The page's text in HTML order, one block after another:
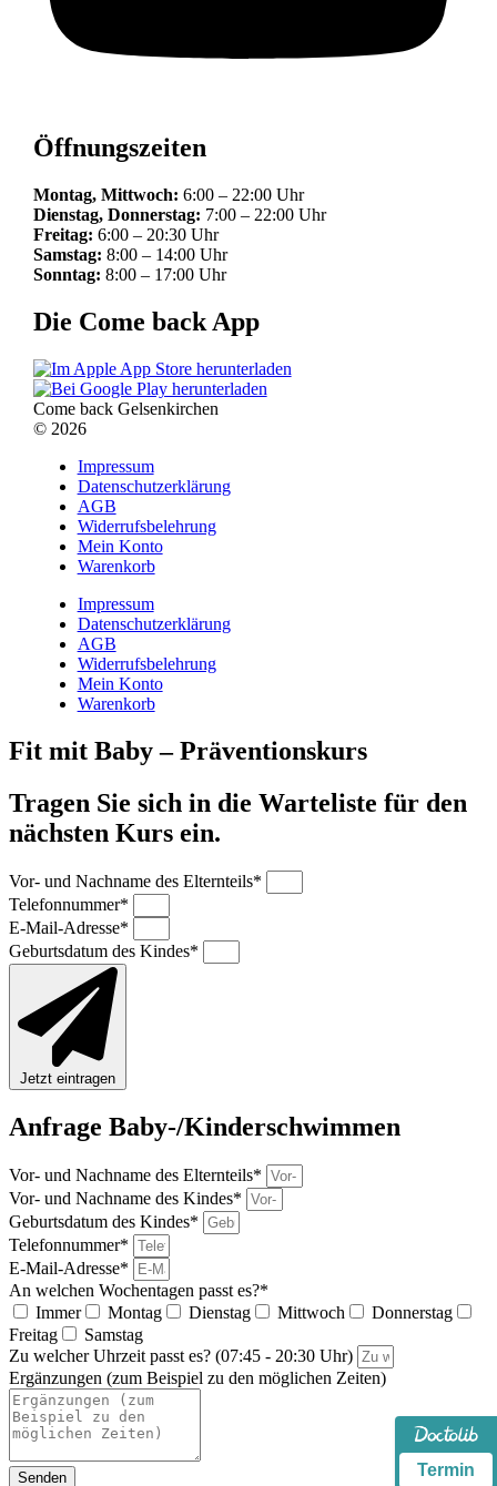
Termin
Öffnungszeiten
Montag, Mittwoch: 6:00 – 22:00 Uhr
Dienstag, Donnerstag: 7:00 – 22:00 Uhr
Freitag: 6:00 – 20:30 Uhr
Samstag: 8:00 – 14:00 Uhr
Sonntag: 8:00 – 17:00 Uhr
Die Come back App
Come back Gelsenkirchen
© 2026
Impressum
Datenschutzerklärung
AGB
Widerrufsbelehrung
Mein Konto
Warenkorb
Impressum
Datenschutzerklärung
AGB
Widerrufsbelehrung
Mein Konto
Warenkorb
Fit mit Baby – Präventionskurs
Tragen Sie sich in die Warteliste für den
nächsten Kurs ein.
Vor- und Nachname des Elternteils*
Telefonnummer*
E-Mail-Adresse*
Geburtsdatum des Kindes*
Jetzt eintragen
Anfrage Baby-/Kinderschwimmen
Vor- und Nachname des Elternteils*
Vor- und Nachname des Kindes*
Geburtsdatum des Kindes*
Telefonnummer*
E-Mail-Adresse*
An welchen Wochentagen passt es?*
Immer
Montag Dienstag Mittwoch
Donnerstag
Freitag
Samstag
Zu welcher Uhrzeit passt es? (07:45 - 20:30 Uhr)
Ergänzungen (zum Beispiel zu den möglichen Zeiten)
Senden